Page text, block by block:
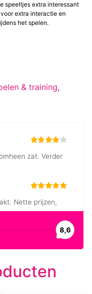
speeltjes extra interessant
extra interactie en
het spelen.
& training,